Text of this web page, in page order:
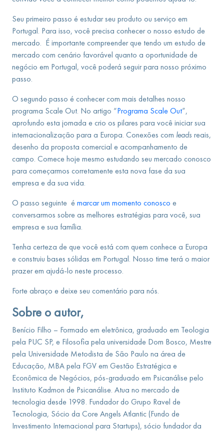
Seu primeiro passo é estudar seu produto ou serviço em
Portugal. Para isso, você precisa conhecer o nosso estudo de
mercado. É importante compreender que tendo um estudo de
mercado com cenário favorável quanto a oportunidade de
negócio em Portugal, você poderá seguir para nosso próximo
passo.
O segundo passo é conhecer com mais detalhes nosso
programa Scale Out. No artigo “Programa Scale Out”,
aprofundo esta jornada e crio os pilares para você iniciar sua
internacionalização para a Europa. Conexões com leads reais,
desenho da proposta comercial e acompanhamento de
campo. Comece hoje mesmo estudando seu mercado conosco
para começarmos corretamente esta nova fase da sua
empresa e da sua vida.
O passo seguinte é marcar um momento conosco e
conversarmos sobre as melhores estratégias para você, sua
empresa e sua família.
Tenha certeza de que você está com quem conhece a Europa
e construiu bases sólidas em Portugal. Nosso time terá o maior
prazer em ajudá-lo neste processo.
Forte abraço e deixe seu comentário para nós.
Sobre o autor,
Benício Filho – Formado em eletrônica, graduado em Teologia
pela PUC SP, e Filosofia pela universidade Dom Bosco, Mestre
pela Universidade Metodista de São Paulo na área de
Educação, MBA pela FGV em Gestão Estratégica e
Econômica de Negócios, pós-graduado em Psicanálise pelo
Instituto Kadmon de Psicanálise. Atua no mercado de
tecnologia desde 1998. Fundador do Grupo Ravel de
Tecnologia, Sócio da Core Angels Atlantic (Fundo de
Investimento Internacional para Startups), sócio fundador da